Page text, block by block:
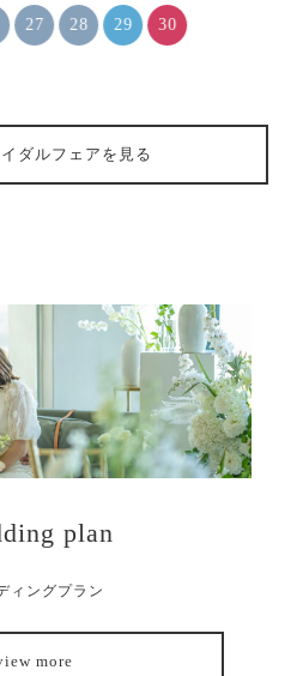
27 28 29 30
ダルフェアを見る
plan
ィングプラン
more